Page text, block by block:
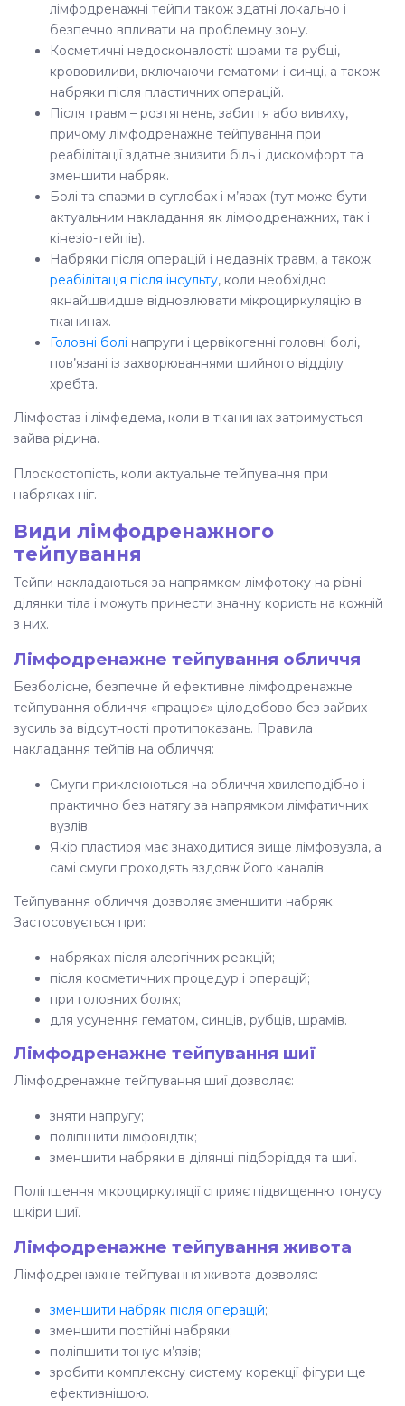
лімфодренажні тейпи також здатні локально і
безпечно впливати на проблемну зону.
Косметичні недосконалості: шрами та рубці,
крововиливи, включаючи гематоми і синці, а також
набряки після пластичних операцій.
Після травм – розтягнень, забиття або вивиху,
причому лімфодренажне тейпування при
реабілітаціїздатне знизити біль і дискомфорт та
зменшити набряк.
Болі та спазми в суглобах і м’язах (тут може бути
актуальним накладання як лімфодренажних, так і
кінезіо-тейпів).
Набряки після операцій і недавніх травм, а також
реабілітація після інсульту, коли необхідно
якнайшвидше відновлювати мікроциркуляцію в
тканинах.
Головні болі напруги і цервікогенні головні болі,
пов’язані із захворюваннями шийного відділу
хребта.
Лімфостаз і лімфедема, коли в тканинах затримується
зайва рідина.
Плоскостопість, коли актуальне тейпування при
набряках ніг.
Види лімфодренажного
тейпування
Тейпи накладаються за напрямком лімфотоку на різні
ділянки тіла і можуть принести значну користь на кожній
з них.
Лімфодренажне тейпування обличчя
Безболісне, безпечне й ефективне лімфодренажне
тейпування обличчя «працює» цілодобово без зайвих
зусиль за відсутності протипоказань. Правила
накладання тейпів на обличчя:
Смуги приклеюються на обличчя хвилеподібно і
практично без натягу за напрямком лімфатичних
вузлів.
Якір пластиря має знаходитися вище лімфовузла, а
самі смуги проходять вздовж його каналів.
Тейпування обличчя дозволяє зменшити набряк.
Застосовується при:
набряках після алергічних реакцій;
після косметичних процедур і операцій;
при головних болях;
для усунення гематом, синців, рубців, шрамів.
Лімфодренажне тейпування шиї
Лімфодренажне тейпування шиїдозволяє:
зняти напругу;
поліпшити лімфовідтік;
зменшити набряки в ділянці підборіддя та шиї.
Поліпшення мікроциркуляції сприяє підвищенню тонусу
шкіри шиї.
Лімфодренажне тейпування живота
Лімфодренажне тейпування живота дозволяє:
зменшити набряк після операцій;
зменшити постійні набряки;
поліпшити тонус м’язів;
зробити комплексну систему корекції фігури ще
ефективнішою.